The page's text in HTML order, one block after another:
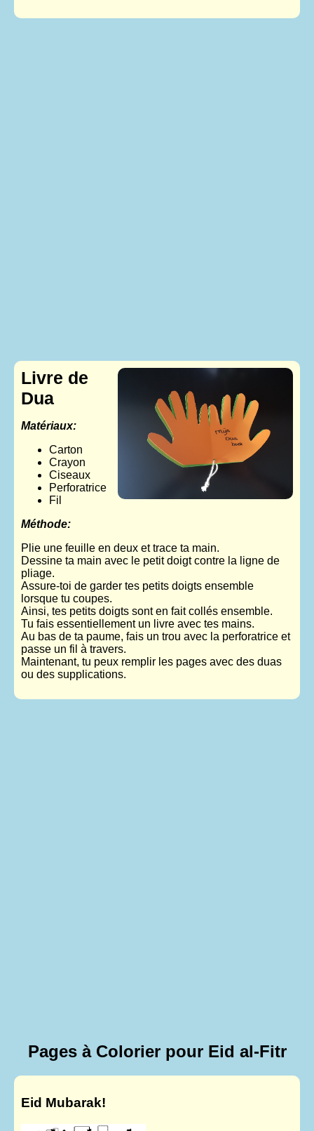
Livre de
Dua
Matériaux:
Carton
Crayon
Ciseaux
Perforatrice
Fil
Méthode:
Plie une feuille en deux et trace ta main.
Dessine ta main avec le petit doigt contre la ligne de
pliage.
Assure-toi de garder tes petits doigts ensemble
lorsque tu coupes.
Ainsi, tes petits doigts sont en fait collés ensemble.
Tu fais essentiellement un livre avec tes mains.
Au bas de ta paume, fais un trou avec la perforatrice et
passe un fil à travers.
Maintenant, tu peux remplir les pages avec des duas
ou des supplications.
Pages à Colorier pour Eid al-Fitr
Eid Mubarak!